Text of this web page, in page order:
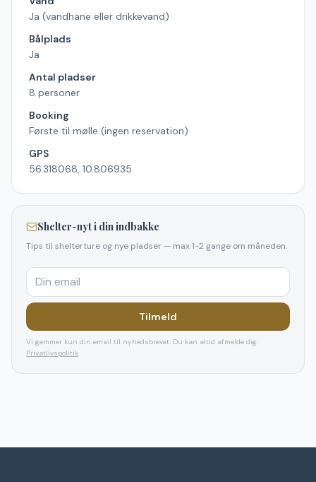
Ja (vandhane eller drikkevand)
Bålplads
Ja
Antal pladser
8 personer
Booking
Første til mølle (ingen reservation)
GPS
56.318068, 10.806935
Shelter-nyt i din indbakke
Tips til shelterture og nye pladser — max 1-2 gange om måneden.
Tilmeld
Vi gemmer kun din email til nyhedsbrevet. Du kan altid afmelde dig.
Privatlivspolitik